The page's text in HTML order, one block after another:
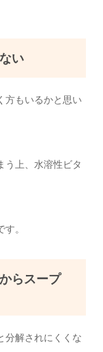
い
方もいるかと思い
う上、水溶性ビタ
。
らスープ
分解されにくくな